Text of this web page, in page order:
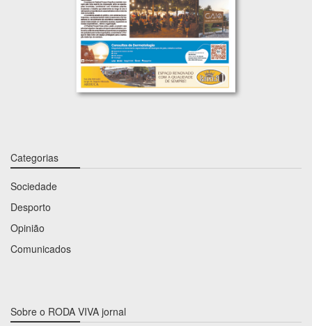
Categorias
Sociedade
Desporto
Opinião
Comunicados
Sobre o RODA VIVA jornal